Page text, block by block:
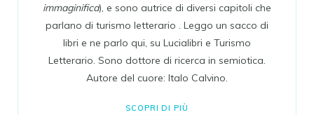
immaginifica), e sono autrice di diversi capitoli che
parlano di turismo letterario . Leggo un sacco di
libri e ne parlo qui, su Lucialibri e Turismo
Letterario. Sono dottore di ricerca in semiotica.
Autore del cuore: Italo Calvino.
SCOPRI DI PIÙ